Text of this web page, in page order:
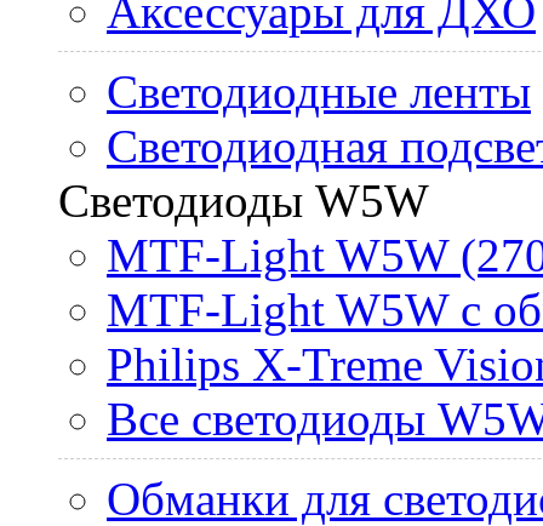
Аксессуары для ДХО
Светодиодные ленты
Светодиодная
Светодиоды W5W
MTF-Light W5W
MTF-Light W5W с
Philips X-Treme
Все светодиоды
Обманки для